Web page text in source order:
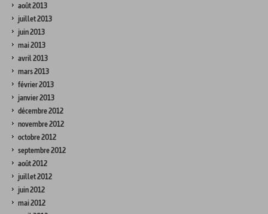
août 2013
juillet 2013
juin 2013
mai 2013
avril 2013
mars 2013
février 2013
janvier 2013
décembre 2012
novembre 2012
octobre 2012
septembre 2012
août 2012
juillet 2012
juin 2012
mai 2012